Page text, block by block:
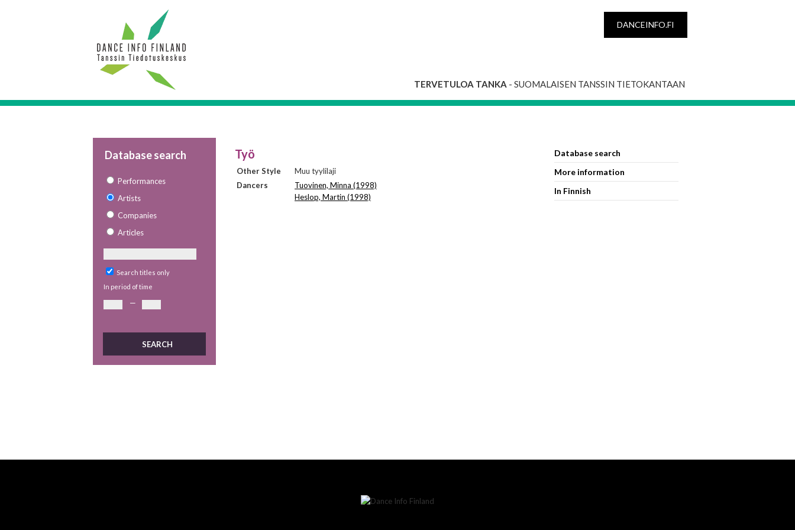
DANCEINFO.FI
TERVETULOA TANKA - SUOMALAISEN TANSSIN TIETOKANTAAN
Database search
Performances
Artists
Companies
Articles
Search titles only
In period of time
—
Työ
Other Style
Muu tyylilaji
Dancers
Tuovinen, Minna (1998)
Heslop, Martin (1998)
Database search
More information
In Finnish